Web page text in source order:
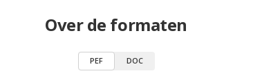
Over de formaten
PEF DOC